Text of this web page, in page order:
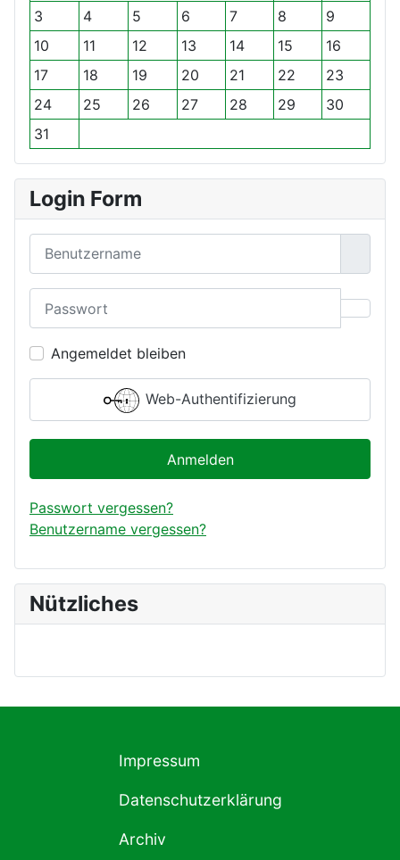
e
s
J
a
h
r
r
M
o
n
a
t
h n
3
4 5 6 7 8
9
10
11 12 13 14 15
16
17
18 19 20 21 22
23
24
25 26 27 28 29
30
31
Login Form
Angemeldet bleiben
Web-Authentifizierung
Anmelden
Passwort vergessen?
Benutzername vergessen?
Nützliches
Impressum
Datenschutzerklärung
Archiv